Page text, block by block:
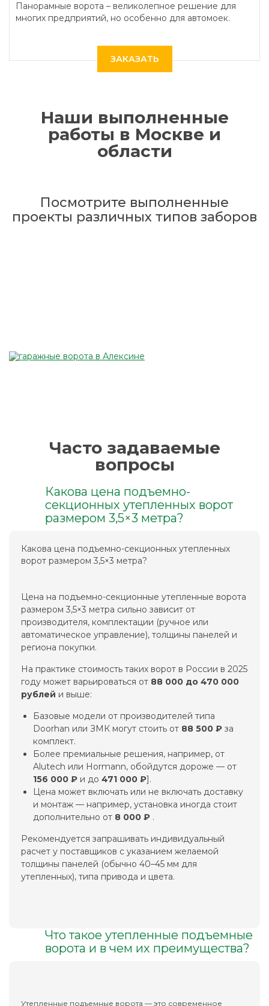
Панорамные ворота – великолепное решение для
многих предприятий, но особенно для автомоек.
ЗАКАЗАТЬ
Наши выполненные
работы в Москве и
области
Посмотрите выполненные
проекты различных типов заборов
Часто задаваемые
вопросы
Какова цена подъемно-
секционных утепленных ворот
размером 3,5×3 метра?
Какова цена подъемно-секционных утепленных
ворот размером 3,5×3 метра?
Цена на подъемно-секционные утепленные ворота
размером 3,5×3 метра сильно зависит от
производителя, комплектации (ручное или
автоматическое управление), толщины панелей и
региона покупки.
На практике стоимость таких ворот в России в 2025
году может варьироваться от 88 000 до 470 000
рублей и выше:
Базовые модели от производителей типа
Doorhan или ЗМК могут стоить от 88 500 ₽ за
комплект.
Более премиальные решения, например, от
Alutech или Hormann, обойдутся дороже — от
156 000 ₽ и до 471 000 ₽].
Цена может включать или не включать доставку
и монтаж — например, установка иногда стоит
дополнительно от 8 000 ₽ .
Рекомендуется запрашивать индивидуальный
расчет у поставщиков с указанием желаемой
толщины панелей (обычно 40–45 мм для
утепленных), типа привода и цвета.
Что такое утепленные подъемные
ворота и в чем их преимущества?
Утепленные подъемные ворота — это современное